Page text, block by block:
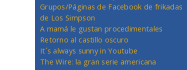
Grupos/Páginas de Facebook de frikadas
de Los Simpson
A mamá le gustan procedimentales
Retorno al castillo oscuro
It´s always sunny in Youtube
The Wire: la gran serie americana